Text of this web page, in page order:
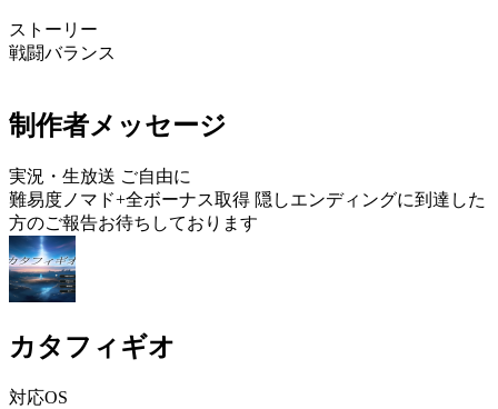
ストーリー
戦闘バランス
制作者メッセージ
実況・生放送 ご自由に
難易度ノマド+全ボーナス取得 隠しエンディングに到達した
方のご報告お待ちしております
カタフィギオ
対応OS